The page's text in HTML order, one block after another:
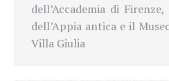
dell’Accademia di
dell’Appia antica e il
Villa Giulia